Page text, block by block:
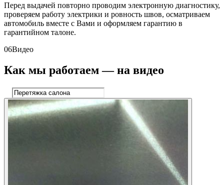
Перед выдачей повторно проводим электронную диагностику,
проверяем работу электрики и ровность швов, осматриваем
автомобиль вместе с Вами и оформляем гарантию в
гарантийном талоне.
06Видео
Как мы работаем — на видео